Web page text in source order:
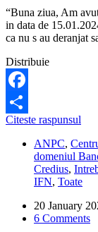
“Buna ziua, Am
in data de
ca nu s au deranjat
Distribuie
Facebook
Share
Citeste raspunsul
sa-
mi
in
ANPC,
domeniul
Credius,
IFN, Toate
20 January
6 Comments